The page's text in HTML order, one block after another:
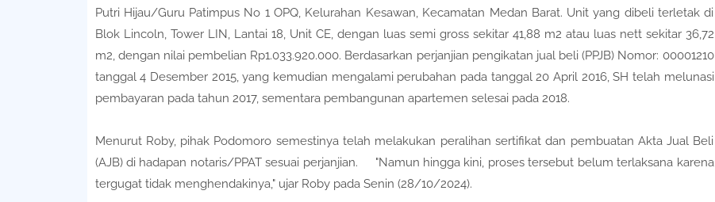
Putri Hijau/Guru Patimpus No 1 OPQ, Kelurahan Kesawan, Kecamatan Medan Barat. Unit yang dibeli terletak di
Blok Lincoln, Tower LIN, Lantai 18, Unit CE, dengan luas semi gross sekitar 41,88 m2 atau luas nett sekitar 36,72
m2, dengan nilai pembelian Rp1.033.920.000. Berdasarkan perjanjian pengikatan jual beli (PPJB) Nomor: 00001210
tanggal 4 Desember 2015, yang kemudian mengalami perubahan pada tanggal 20 April 2016, SH telah melunasi
pembayaran pada tahun 2017, sementara pembangunan apartemen selesai pada 2018.
Menurut Roby, pihak Podomoro semestinya telah melakukan peralihan sertifikat dan pembuatan Akta Jual Beli
(AJB) di hadapan notaris/PPAT sesuai perjanjian. "Namun hingga kini, proses tersebut belum terlaksana karena
tergugat tidak menghendakinya," ujar Roby pada Senin (28/10/2024).